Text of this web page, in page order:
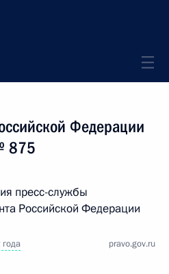
Федерации
875
пресс-службы
Российской Федерации
pravo.gov.ru